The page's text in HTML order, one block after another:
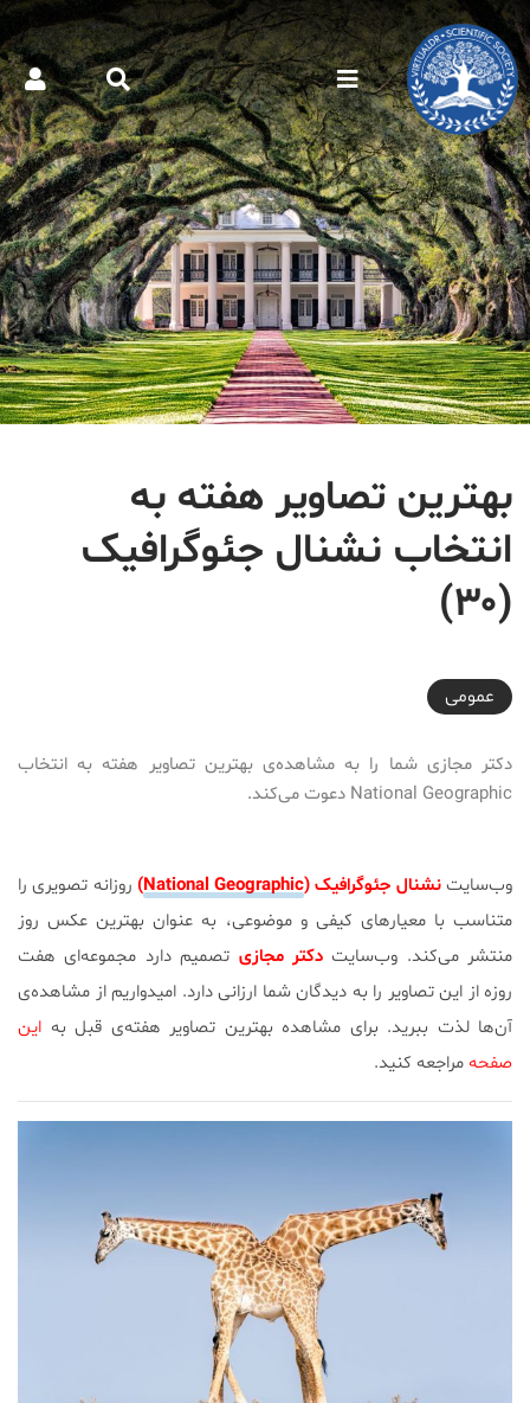
بهترین تصاویر هفته به
انتخاب نشنال جئوگرافیک
(۳۰)
2018-07-19T23:24:04+04:30
عمومی
دکتر مجازی شما را به مشاهده‌ی بهترین تصاویر هفته به انتخاب
National Geographic دعوت می‌کند.
وب‌سایتنشنال جئوگرافیک (National Geographic
) روزانه تصویری را
متناسب با معیارهای کیفی و موضوعی، به عنوان بهترین عکس روز
منتشر می‌کند. وب‌سایتدکتر مجازی تصمیم دارد مجموعه‌ای هفت
روزه از این تصاویر را به دیدگان شما ارزانی دارد. امیدواریم از مشاهده‌ی
آن‌ها لذت ببرید. برای مشاهده بهترین تصاویر هفته‌ی قبل به این
صفحهمراجعه کنید.